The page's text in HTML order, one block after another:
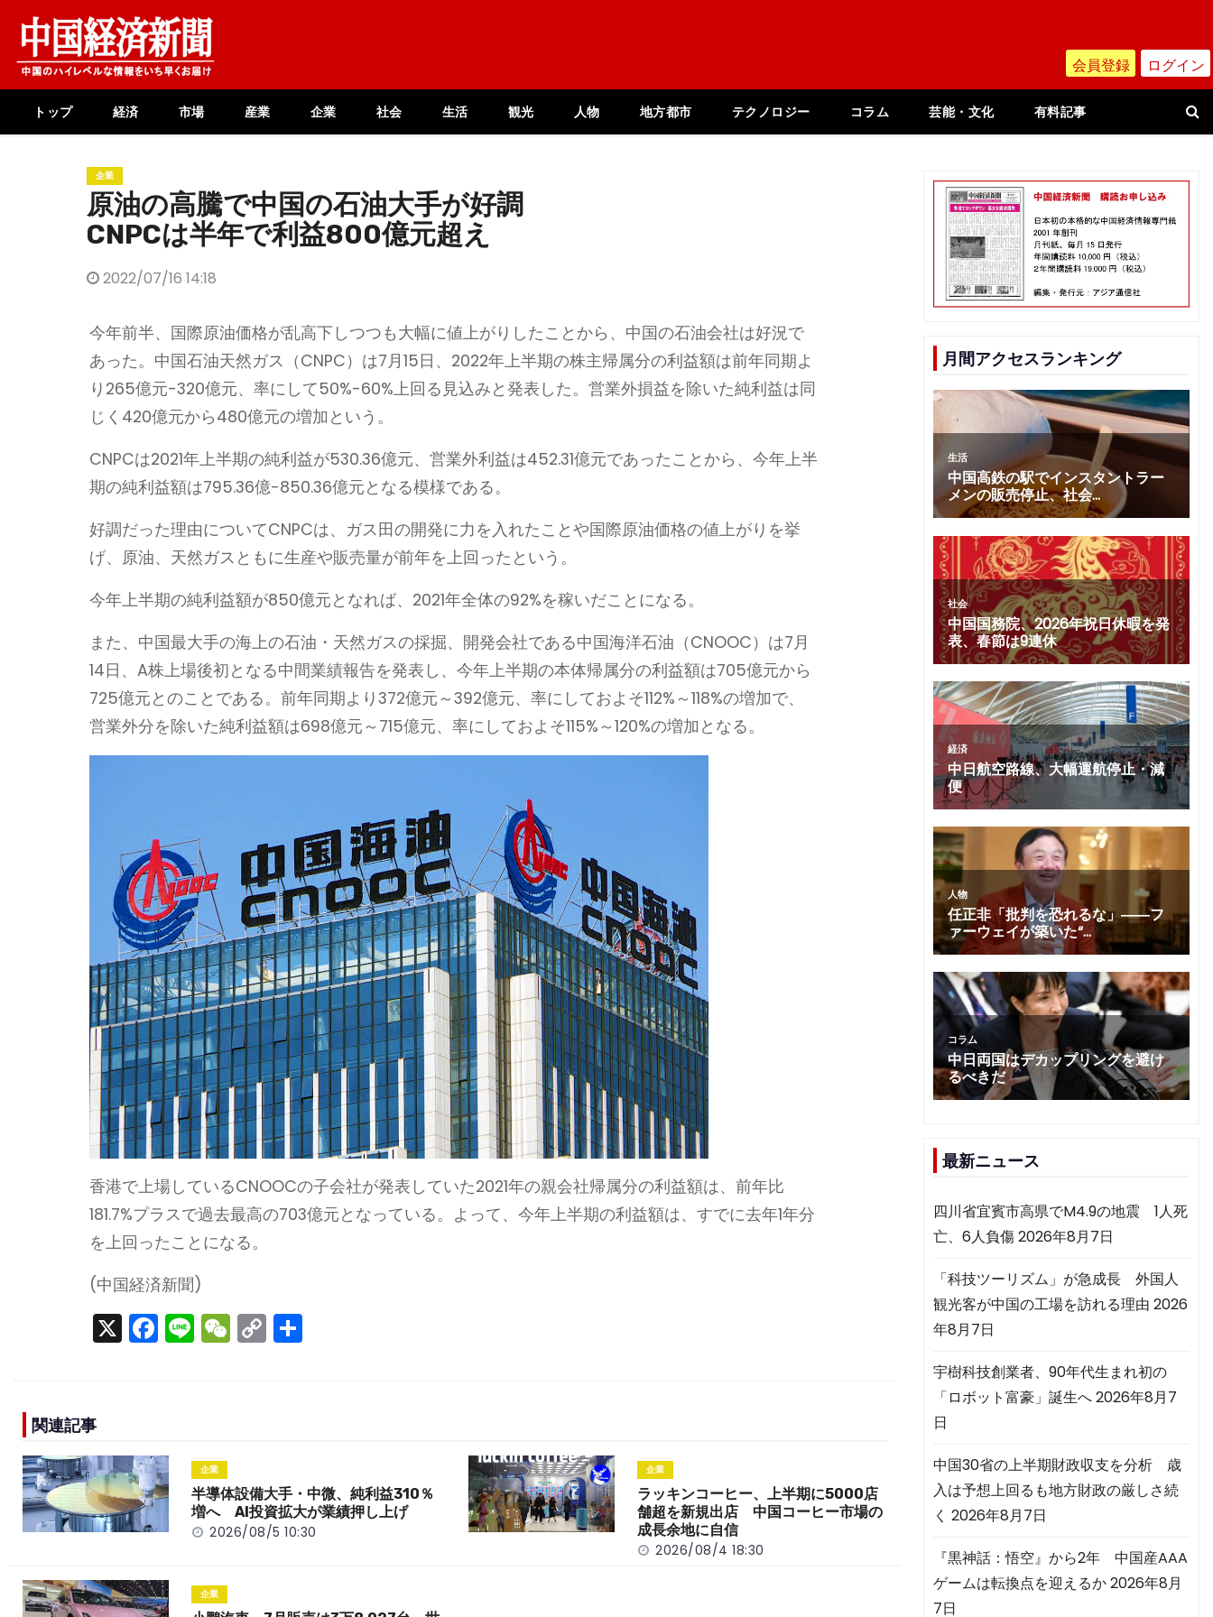
content
会員登録 ログイン
トップ 経済 市場 産業 企業 社会 生活 観光 人物 地方都市 テクノロジー コラム 芸能・文化 有料記事
企業
原油の高騰で中国の石油大手が好調
CNPCは半年で利益800億元超え
2022/07/16 14:18
今年前半、国際原油価格が乱高下しつつも大幅に値上がりしたことから、中国の石油会社は好況で
あった。中国石油天然ガス（CNPC）は7月15日、2022年上半期の株主帰属分の利益額は前年同期よ
り265億元-320億元、率にして50%-60%上回る見込みと発表した。営業外損益を除いた純利益は同
じく420億元から480億元の増加という。
CNPCは2021年上半期の純利益が530.36億元、営業外利益は452.31億元であったことから、今年上半
期の純利益額は795.36億-850.36億元となる模様である。
好調だった理由についてCNPCは、ガス田の開発に力を入れたことや国際原油価格の値上がりを挙
げ、原油、天然ガスともに生産や販売量が前年を上回ったという。
今年上半期の純利益額が850億元となれば、2021年全体の92%を稼いだことになる。
また、中国最大手の海上の石油・天然ガスの採掘、開発会社である中国海洋石油（CNOOC）は7月
14日、A株上場後初となる中間業績報告を発表し、今年上半期の本体帰属分の利益額は705億元から
725億元とのことである。前年同期より372億元～392億元、率にしておよそ112%～118%の増加で、
営業外分を除いた純利益額は698億元～715億元、率にしておよそ115%～120%の増加となる。
香港で上場しているCNOOCの子会社が発表していた2021年の親会社帰属分の利益額は、前年比
181.7%プラスで過去最高の703億元となっている。よって、今年上半期の利益額は、すでに去年1年分
を上回ったことになる。
(中国経済新聞)
X F
a
o
o
k
Li
n
W
e
C
o
k
関連記事
企業
半導体設備大手・中微、純利益310％
増へ AI投資拡大が業績押し上げ
2026/08/5 10:30
企業
ラッキンコーヒー、上半期に5000店
舗超を新規出店 中国コーヒー市場の
成長余地に自信
2026/08/4 18:30
企業
月間アクセスランキング
最新ニュース
四川省宜賓市高県でM4.9の地震 1人死
亡、6人負傷2026年8月7日
「科技ツーリズム」が急成長 外国人
観光客が中国の工場を訪れる理由 2026
年8月7日
宇樹科技創業者、90年代生まれ初の
「ロボット富豪」誕生へ2026年8月7
日
中国30省の上半期財政収支を分析 歳
入は予想上回るも地方財政の厳しさ続
く 2026年8月7日
『黒神話：悟空』から2年 中国産AAA
ゲームは転換点を迎えるか2026年8月
7日